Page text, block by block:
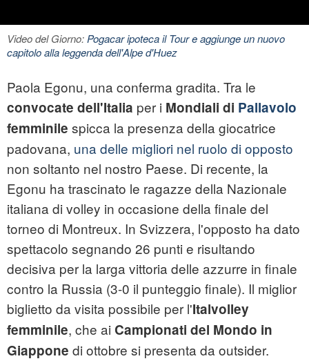
Video del Giorno:Pogacar ipoteca il Tour e aggiunge un nuovo
capitolo alla leggenda dell'Alpe d'Huez
Paola Egonu, una conferma gradita. Tra le
convocate dell'Italia per i Mondiali di Pallavolo
femminile spicca la presenza della giocatrice
padovana, una delle migliori nel ruolo di opposto
non soltanto nel nostro Paese. Di recente, la
Egonu ha trascinato le ragazze della Nazionale
italiana di volley in occasione della finale del
torneo di Montreux. In Svizzera, l'opposto ha dato
spettacolo segnando 26 punti e risultando
decisiva per la larga vittoria delle azzurre in finale
contro la Russia (3-0 il punteggio finale). Il miglior
biglietto da visita possibile per l'Italvolley
femminile, che ai Campionati del Mondo in
Giappone di ottobre si presenta da outsider.